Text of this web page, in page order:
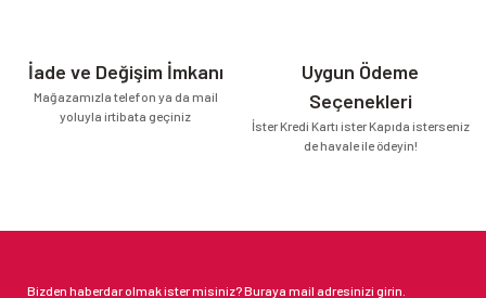
İade ve Değişim İmkanı
Mağazamızla telefon ya da mail
yoluyla irtibata geçiniz
Uygun Ödeme
Seçenekleri
İster Kredi Kartı ister Kapıda isterseniz
de havale ile ödeyin!